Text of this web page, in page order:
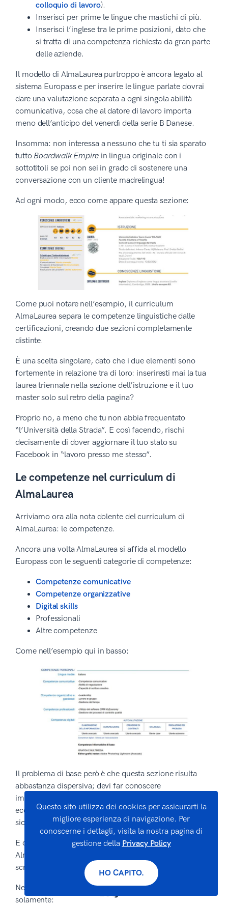
colloquio di lavoro).
Inserisci per prime le lingue che mastichi di più.
Inserisci l’inglese tra le prime posizioni, dato che
si tratta di una competenza richiesta da gran parte
delle aziende.
Il modello di AlmaLaurea purtroppo è ancora legato al
sistema Europass e per inserire le lingue parlate dovrai
dare una valutazione separata a ogni singola abilità
comunicativa, cosa che al datore di lavoro importa
meno dell’anticipo del venerdì della serie B Danese.
Insomma: non interessa a nessuno che tu ti sia sparato
tutto Boardwalk Empirein lingua originale con i
sottotitoli se poi non sei in grado di sostenere una
conversazione con un cliente madrelingua!
Ad ogni modo, ecco come appare questa sezione:
Come puoi notare nell’esempio, il curriculum
AlmaLaurea separa le competenze linguistiche dalle
certificazioni, creando due sezioni completamente
distinte.
È una scelta singolare, dato che i due elementi sono
fortemente in relazione tra di loro: inseriresti mai la tua
laurea triennale nella sezione dell’istruzione e il tuo
master solo sul retro della pagina?
Proprio no, a meno che tu non abbia frequentato
“l’Università della Strada”. E così facendo, rischi
decisamente di dover aggiornare il tuo stato su
Facebook in “lavoro presso me stesso”.
Le competenze nel curriculum di
AlmaLaurea
Arriviamo ora alla nota dolente del curriculum di
AlmaLaurea: le competenze.
Ancora una volta AlmaLaurea si affida al modello
Europass con le seguenti categorie di competenze:
Competenze comunicative
Competenze organizzative
Digital skills
Professionali
Altre competenze
Come nell’esempio qui in basso:
Il problema di base però è che questa sezione risulta
abbastanza dispersiva; devi far conoscere
immediatamente al tuo datore di lavoro quali sono le tue
eccellenze e mettere tutto sullo stesso piano non è
sicuramente una strategia vincente.
E c’è di più: se decidi di utilizzare il modello
AlmaLaurea, dopo tutta la fatica che hai fatto per
scriverla, questa sezione non sarà neppure visibile!
Nella versione classica del CV appariranno infatti
solamente:
Questo sito utilizza dei cookies per assicurarti la
migliore esperienza di navigazione. Per
conoscerne i dettagli, visita la nostra pagina di
gestione della Privacy Policy
HO CAPITO.